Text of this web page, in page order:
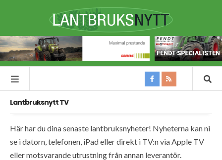
Lantbruksnytt TV
Här har du dina senaste lantbruksnyheter! Nyheterna kan ni
se i datorn, telefonen, iPad eller direkt i TV:n via Apple TV
eller motsvarande utrustning från annan leverantör.